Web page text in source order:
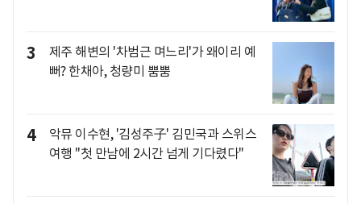
3
제주 해변의 '차범근 며느리'가 왜이리 예
뻐? 한채아, 청량미 뿜뿜
4
악뮤 이수현, '김성주子' 김민국과 스위스
여행 "첫 만남에 2시간 넘게 기다렸다"